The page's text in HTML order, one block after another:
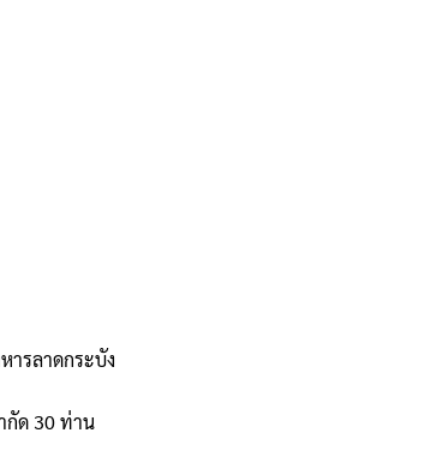
ารลาดกระบัง
กัด 30 ท่าน